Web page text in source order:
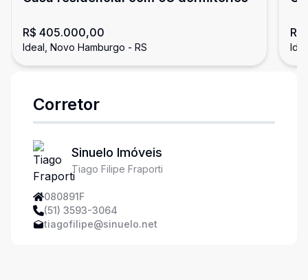
R$ 405.000,00
Ideal, Novo Hamburgo - RS
Corretor
Sinuelo Imóveis
Tiago Filipe Fraporti
080891F
(51) 3593-3064
tiagofilipe@sinuelo.net